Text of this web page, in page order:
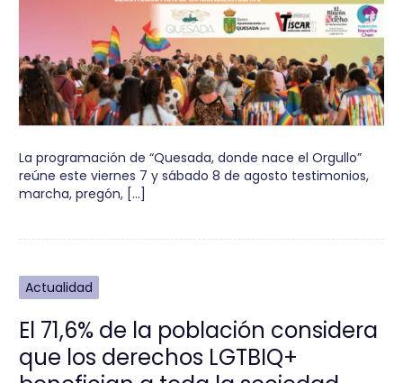
La programación de “Quesada, donde nace el Orgullo”
reúne este viernes 7 y sábado 8 de agosto testimonios,
marcha, pregón, […]
Actualidad
El 71,6% de la población considera
que los derechos LGTBIQ+